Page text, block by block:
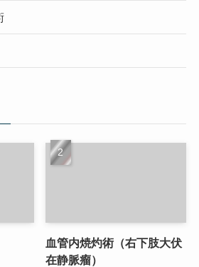
血管内焼灼術（右下肢大伏
在静脈瘤）